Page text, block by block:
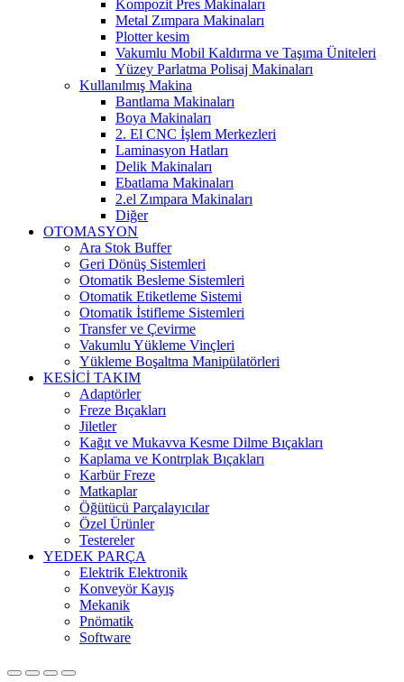
Kompozit Pres Makinaları
Metal Zımpara Makinaları
Plotter kesim
Vakumlu Mobil Kaldırma ve Taşıma Üniteleri
Yüzey Parlatma Polisaj Makinaları
Kullanılmış Makina
Bantlama Makinaları
Boya Makinaları
2. El CNC İşlem Merkezleri
Laminasyon Hatları
Delik Makinaları
Ebatlama Makinaları
2.el Zımpara Makinaları
Diğer
OTOMASYON
Ara Stok Buffer
Geri Dönüş Sistemleri
Otomatik Besleme Sistemleri
Otomatik Etiketleme Sistemi
Otomatik İstifleme Sistemleri
Transfer ve Çevirme
Vakumlu Yükleme Vinçleri
Yükleme Boşaltma Manipülatörleri
KESİCİ TAKIM
Adaptörler
Freze Bıçakları
Jiletler
Kağıt ve Mukavva Kesme Dilme Bıçakları
Kaplama ve Kontrplak Bıçakları
Karbür Freze
Matkaplar
Öğütücü Parçalayıcılar
Özel Ürünler
Testereler
YEDEK PARÇA
Elektrik Elektronik
Konveyör Kayış
Mekanik
Pnömatik
Software